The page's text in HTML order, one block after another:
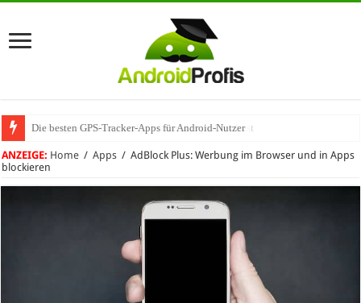
Die besten GPS-Tracker-Apps für Android-Nutzer
Umhängeband fürs Handy: Warum das praktisch ist
ANZEIGE: Home / Apps / AdBlock Plus: Werbung im Browser und in Apps
blockieren